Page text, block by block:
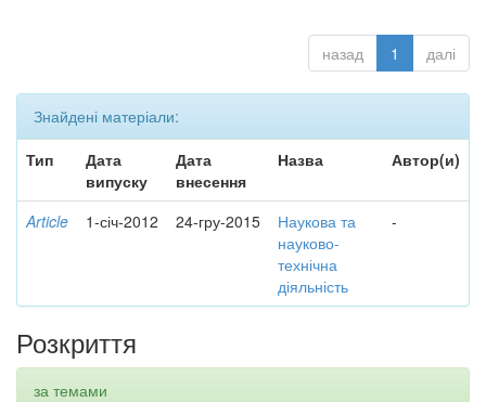
назад 1 далі
Знайдені матеріали:
Тип
Дата
випуску
Дата
внесення
Назва Автор(и)
Article 1-січ-2012 24-гру-2015
Наукова та
науково-
технічна
діяльність
-
Розкриття
за темами